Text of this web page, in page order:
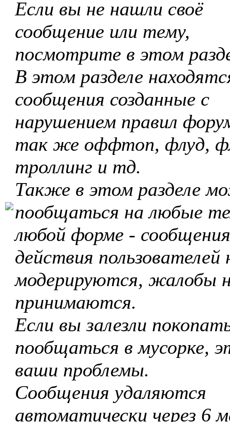
Если вы не нашли своё
сообщение или тему,
посмотрите в этом
В этом разделе
сообщения созданные с
нарушением правил
так же оффтоп, флуд,
троллинг и тд.
Также в этом разделе
пообщаться на любые
любой форме -
действия пользователей
модерируются, жалобы
принимаются.
Если вы залезли
пообщаться в мусорке,
ваши проблемы.
Сообщения удаляются
автоматически через 6